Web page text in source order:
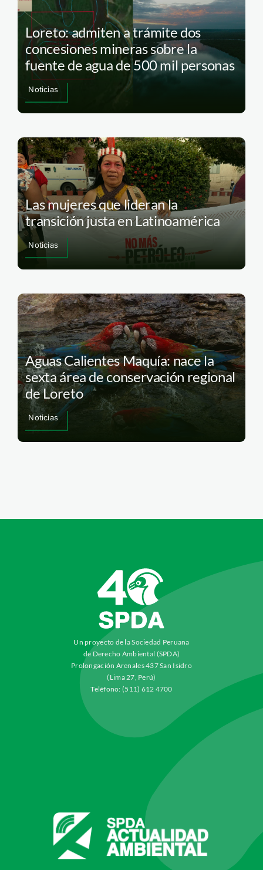
Loreto: admiten a trámite dos
concesiones mineras sobre la
fuente de agua de 500 mil personas
Noticias
Las mujeres que lideran la
transición justa en Latinoamérica
Noticias
Aguas Calientes Maquía: nace la
sexta área de conservación regional
de Loreto
Noticias
Un proyecto de la Sociedad Peruana
de Derecho Ambiental (SPDA)
Prolongación Arenales 437 San Isidro
(Lima 27, Perú)
Teléfono: (511) 612 4700